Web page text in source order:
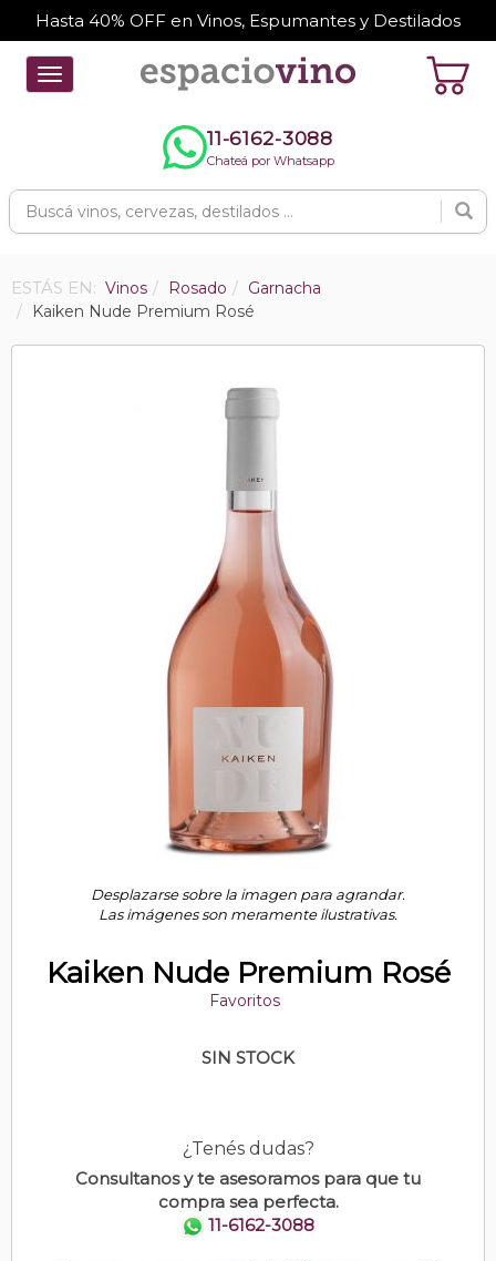
Hasta 40% OFF en Vinos, Espumantes y Destilados
Toggle
navigation
11-6162-3088
Chateá por Whatsapp
ESTÁS EN: Vinos Rosado
Garnacha
Kaiken Nude Premium Rosé
Desplazarse sobre la imagen para agrandar.
Las imágenes son meramente ilustrativas.
Kaiken Nude Premium Rosé
Favoritos
SIN STOCK
¿Tenés dudas?
Consultanos y te asesoramos para que tu
compra sea perfecta.
11-6162-3088